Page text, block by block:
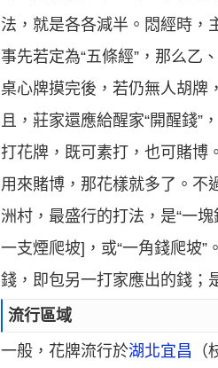
法，就是各各減半。悶經時，
事先若定為“五條經”，那么乙
桌心牌摸完後，若仍無人胡牌
且，莊家還應給醒家“開醒錢”
打花牌，既可素打，也可賭博
用來賭博，那花樣就多了。不
洲村，最盛行的打法，是“一
一支煙爬坡]，或“一角錢爬坡”
錢，即包另一打家應出的錢；
流行區域
一般，花牌流行於湖北宜昌